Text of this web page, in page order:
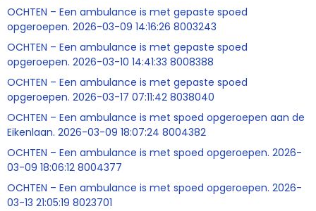
OCHTEN – Een ambulance is met gepaste spoed
opgeroepen. 2026-03-09 14:16:26 8003243
OCHTEN – Een ambulance is met gepaste spoed
opgeroepen. 2026-03-10 14:41:33 8008388
OCHTEN – Een ambulance is met gepaste spoed
opgeroepen. 2026-03-17 07:11:42 8038040
OCHTEN – Een ambulance is met spoed opgeroepen aan de
Eikenlaan. 2026-03-09 18:07:24 8004382
OCHTEN – Een ambulance is met spoed opgeroepen. 2026-
03-09 18:06:12 8004377
OCHTEN – Een ambulance is met spoed opgeroepen. 2026-
03-13 21:05:19 8023701